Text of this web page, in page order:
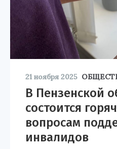
21 ноября 2025
В Пензенской
состоится
вопросам
инвалидов